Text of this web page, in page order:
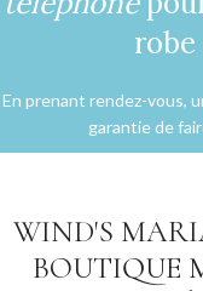
robe
En prenant rendez-vous,
garantie de
WIND'S
BOUTIQUE